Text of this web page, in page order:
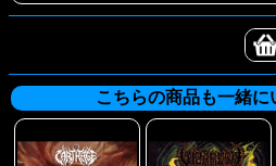
こちらの商品も一緒に